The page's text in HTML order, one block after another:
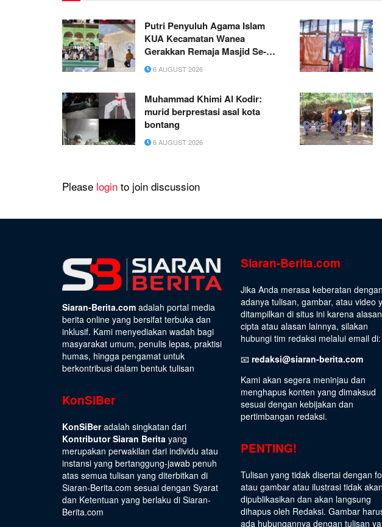
Putri Penyuluh Agama Islam
KUA Kecamatan Wanea
Gerakkan Remaja Masjid Se-
Kecamatan Wanea Melalui
IRMAWA
6 AUGUST 2026
Muhammad Khimi Al Kodir:
murid berprestasi asal kota
bontang
6 AUGUST 2026
Please login to join discussion
Siaran-Berita.com adalah portal media
berita online yang bersifat terbuka dan
inklusif. Kami menyediakan wadah bagi
masyarakat umum, penulis lepas, praktisi
humas, hingga pengamat untuk
berkontribusi dalam bentuk tulisan
KonSiBer
KonSiBeradalah singkatan dari
Kontributor Siaran Berita yang
merupakan perwakilan dari individu atau
instansi yang bertanggung-jawab penuh
atas semua tulisan yang diterbitkan di
Siaran-Berita.com sesuai dengan Syarat
dan Ketentuan yang berlaku di Siaran-
Berita.com
Siaran-Berita.com
Jika Anda merasa keberatan dengan
adanya tulisan, gambar, atau video
ditampilkan di situs ini karena
cipta atau alasan lainnya, silakan
hubungi tim redaksi melalui email di:
📧 redaksi@siaran-berita.com
Kami akan segera meninjau dan
menghapus konten yang dimaksud
sesuai dengan kebijakan dan
pertimbangan redaksi.
PENTING!
Tulisan yang tidak disertai dengan
atau gambar atau ilustrasi tidak akan
dipublikasikan dan akan langsung
dihapus oleh Redaksi. Gambar
ada hubungannya dengan tulisan